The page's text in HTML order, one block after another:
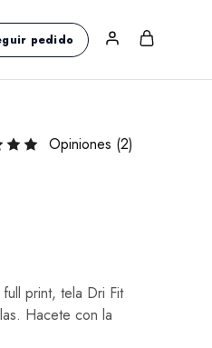
pedido
Opiniones (2)
print, tela Dri Fit
Hacete con la